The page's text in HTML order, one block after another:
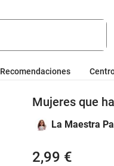
Recomendaciones
Mujeres que
La Maestra
2,99 €